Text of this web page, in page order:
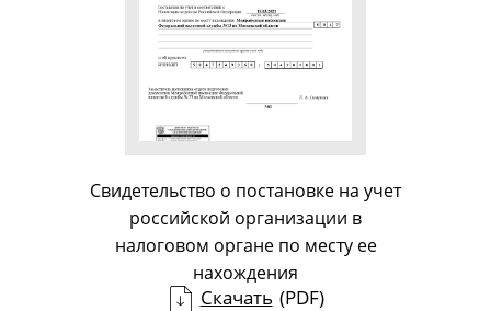
Свидетельство о постановке на учет
российской организации в
налоговом органе по месту ее
нахождения
Скачать